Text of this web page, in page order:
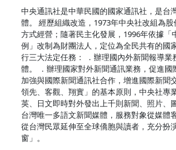
中央通訊社是中華民國的國家通訊社，是台
體。 經歷組織改造，1973年中央社改組為
方式經營；隨著民主化發展，1996年依據「
例」改制為財團法人，定位為全民共有的國
行三大法定任務： ．辦理國內外新聞報導業
體。 ．辦理國家對外新聞通訊業務，促進國
加強與國際新聞通訊社合作，增進國際新聞
領先、客觀、翔實」的基本原則，中央社專
英、日文即時對外發出上千則新聞、照片、
台灣唯一多語文新聞媒體，服務對象從媒體
從台灣民眾延伸至全球僑胞與讀者，充分扮
窗」。